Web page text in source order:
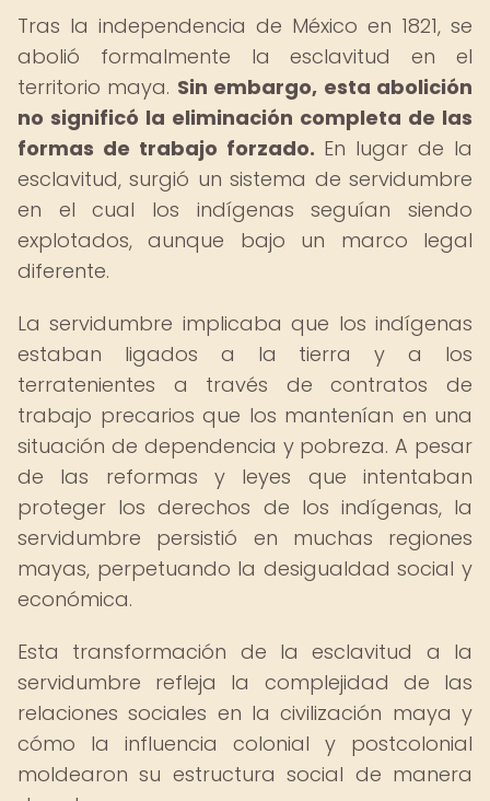
Tras la independencia de México en 1821, se
abolió formalmente la esclavitud en el
territorio maya. Sin embargo, esta abolición
no significó la eliminación completa de las
formas de trabajo forzado. En lugar de la
esclavitud, surgió un sistema de servidumbre
en el cual los indígenas seguían siendo
explotados, aunque bajo un marco legal
diferente.
La servidumbre implicaba que los indígenas
estaban ligados a la tierra y a los
terratenientes a través de contratos de
trabajo precarios que los mantenían en una
situación de dependencia y pobreza. A pesar
de las reformas y leyes que intentaban
proteger los derechos de los indígenas, la
servidumbre persistió en muchas regiones
mayas, perpetuando la desigualdad social y
económica.
Esta transformación de la esclavitud a la
servidumbre refleja la complejidad de las
relaciones sociales en la civilización maya y
cómo la influencia colonial y postcolonial
moldearon su estructura social de manera